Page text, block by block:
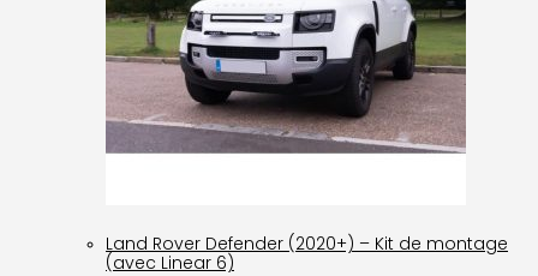
Land Rover Defender (2020+) – Kit de montage
(avec Linear 6)